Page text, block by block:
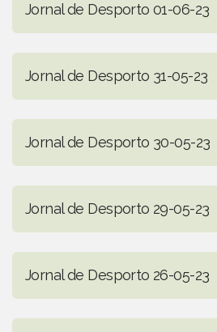
Jornal de Desporto 01-06-23
Jornal de Desporto 31-05-23
Jornal de Desporto 30-05-23
Jornal de Desporto 29-05-23
Jornal de Desporto 26-05-23